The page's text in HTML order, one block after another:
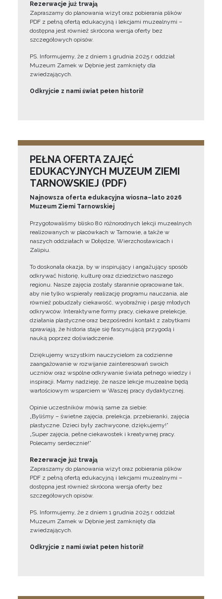
Rezerwacje już trwają
Zapraszamy do planowania wizyt oraz pobierania plików
PDF z pełną ofertą edukacyjną i lekcjami muzealnymi –
dostępna jest również skrócona wersja oferty bez
szczegółowych opisów.
PS. Informujemy, że z dniem 1 grudnia 2025 r. oddział
Muzeum Zamek w Dębnie jest zamknięty dla
zwiedzających.
Odkryjcie z nami świat pełen historii!
PEŁNA OFERTA ZAJĘĆ
EDUKACYJNYCH MUZEUM ZIEMI
TARNOWSKIEJ (PDF)
Najnowsza oferta edukacyjna wiosna–lato 2026
Muzeum Ziemi Tarnowskiej
Przygotowaliśmy blisko 80 różnorodnych lekcji muzealnych
realizowanych w placówkach w Tarnowie, a także w
naszych oddziałach w Dołędze, Wierzchosławicach i
Zalipiu.
To doskonała okazja, by w inspirujący i angażujący sposób
odkrywać historię, kulturę oraz dziedzictwo naszego
regionu. Nasze zajęcia zostały starannie opracowane tak,
aby nie tylko wspierały realizację programu nauczania, ale
również pobudzały ciekawość, wyobraźnię i pasję młodych
odkrywców. Interaktywne formy pracy, ciekawe prelekcje,
działania plastyczne oraz bezpośredni kontakt z zabytkami
sprawiają, że historia staje się fascynującą przygodą i
nauką poprzez doświadczenie.
Dziękujemy wszystkim nauczycielom za codzienne
zaangażowanie w rozwijanie zainteresowań swoich
uczniów oraz wspólne odkrywanie świata pełnego wiedzy i
inspiracji. Mamy nadzieję, że nasze lekcje muzealne będą
wartościowym wsparciem w Waszej pracy dydaktycznej.
Opinie uczestników mówią same za siebie:
„Byliśmy – świetne zajęcia, prelekcja, przebieranki, zajęcia
plastyczne. Dzieci były zachwycone, dziękujemy!”
„Super zajęcia, pełne ciekawostek i kreatywnej pracy.
Polecamy serdecznie!”
Rezerwacje już trwają
Zapraszamy do planowania wizyt oraz pobierania plików
PDF z pełną ofertą edukacyjną i lekcjami muzealnymi –
dostępna jest również skrócona wersja oferty bez
szczegółowych opisów.
PS. Informujemy, że z dniem 1 grudnia 2025 r. oddział
Muzeum Zamek w Dębnie jest zamknięty dla
zwiedzających.
Odkryjcie z nami świat pełen historii!